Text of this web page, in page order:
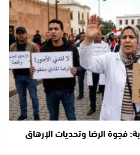
فجوة الرضا وتحديات الإرهاق